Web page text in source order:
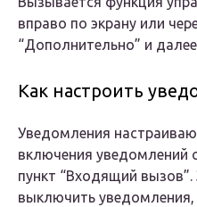
вправо по экрану или
“Дополнительно” и
Как настроить
Уведомления
включения уведомлений
пункт “Входящий
выключить уведомления,